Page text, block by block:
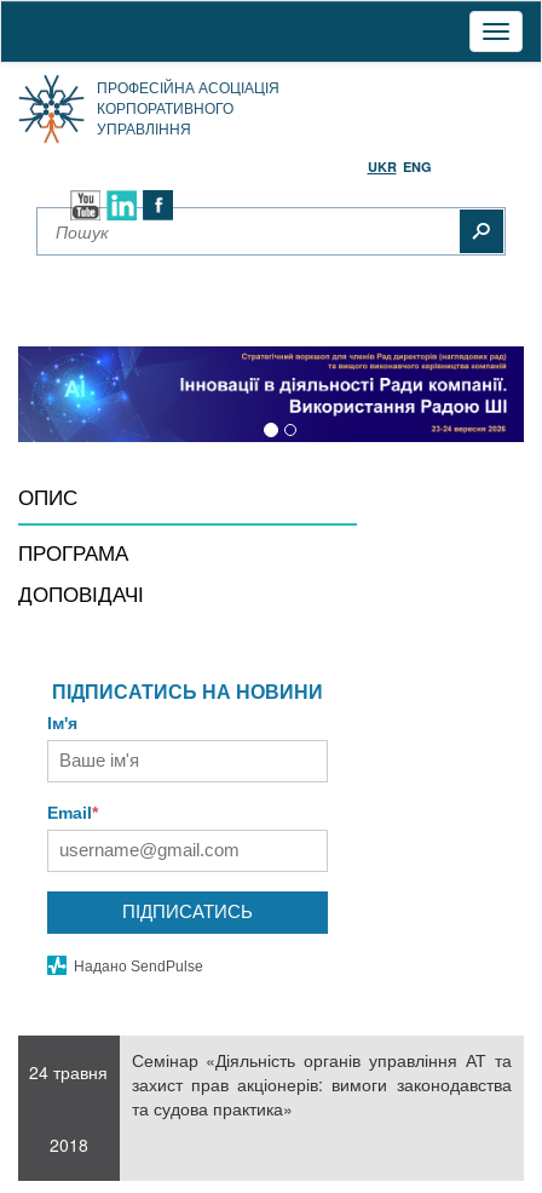
ПРОФЕСІЙНА АСОЦІАЦІЯ
КОРПОРАТИВНОГО
УПРАВЛІННЯ
UKR ENG
ОПИС
ПРОГРАМА
ДОПОВІДАЧІ
ПІДПИСАТИСЬ НА НОВИНИ
Ім'я
Email*
ПІДПИСАТИСЬ
Надано SendPulse
24 травня
2018
Семінар «Діяльність органів управління АТ та
захист прав акціонерів: вимоги законодавства
та судова практика»